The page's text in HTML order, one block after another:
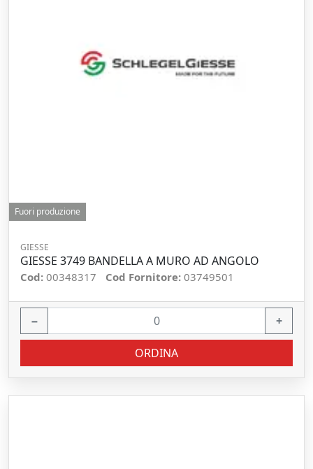
Fuori produzione
GIESSE
GIESSE 3749 BANDELLA A MURO AD ANGOLO
Cod: 00348317 Cod Fornitore: 03749501
− +
ORDINA